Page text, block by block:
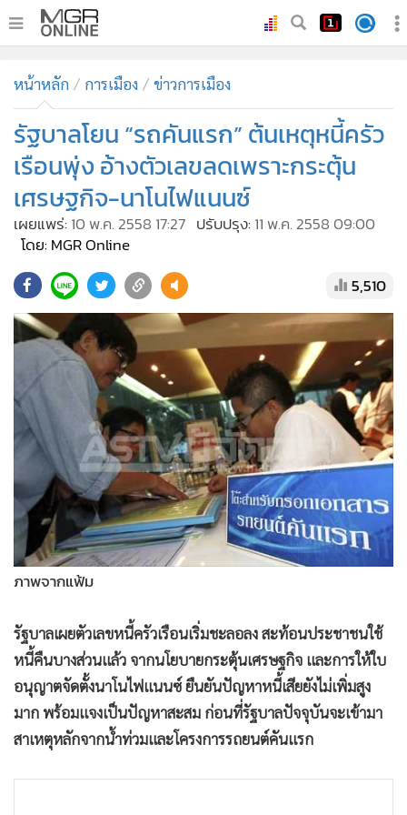
ทันเหตุการณ์
• ภาคใต้
ภูมิภาค
Online Section
• บันเทิง
ผู้จัดการรายวัน
• ละคร
• CbizReview
•
Cyber BIZ
ผู้จัดกวน
•
Good health & Well-being
• Green Innovation & SD
Management & HR
MGR Live
• Infographic
การเมือง
• ท่องเที่ยว
• ต่างประเทศ
• Special Scoop
• เศรษฐกิจ-ธุรกิจ
• จีน
• ชุมชน-คุณภาพชีวิต
• อาชญากรรม
หน้าหลัก การเมือง ข่าวการเมือง
รัฐบาลโยน “รถคันแรก” ต้นเหตุหนี้ครัว
เรือนพุ่ง อ้างตัวเลขลดเพราะกระตุ้น
เศรษฐกิจ-นาโนไฟแนนซ์
เผยแพร่: 10 พ.ค. 2558 17:27 ปรับปรุง: 11 พ.ค. 2558 09:00
โดย: MGR Online
5,510
ภาพจากแฟ้ม
รัฐบาลเผยตัวเลขหนี้ครัวเรือนเริ่มชะลอลง สะท้อนประชาชนใช้
หนี้คืนบางส่วนแล้ว จากนโยบายกระตุ้นเศรษฐกิจ และการให้ใบ
อนุญาตจัดตั้งนาโนไฟแนนซ์ ยืนยันปัญหาหนี้เสียยังไม่เพิ่มสูง
มาก พร้อมแจงเป็นปัญหาสะสม ก่อนที่รัฐบาลปัจจุบันจะเข้ามา
สาเหตุหลักจากน้ำท่วมและโครงการรถยนต์คันแรก